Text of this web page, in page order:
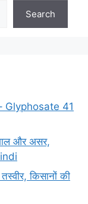
Search
Glyphosate 41
और असर,
किसानों की